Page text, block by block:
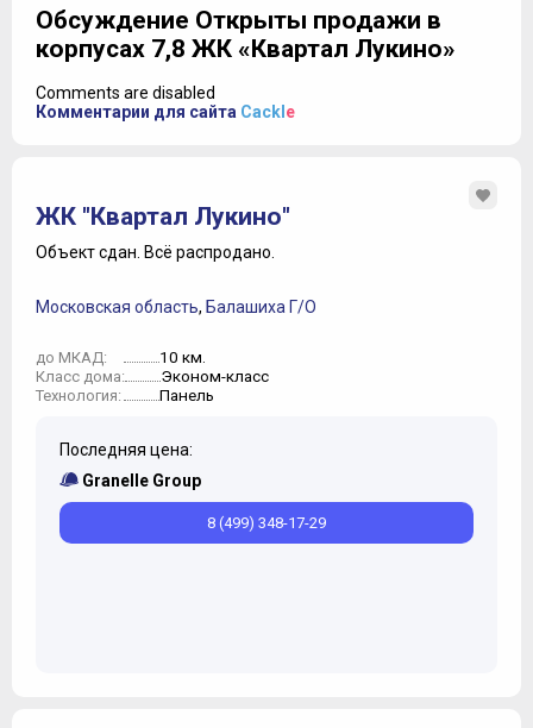
Обсуждение Открыты продажи в
корпусах 7,8 ЖК «Квартал Лукино»
Comments are disabled
Комментарии для сайта Cackl e
ЖК "Квартал Лукино"
Объект сдан. Всё распродано.
Московская область, Балашиха Г/О
до МКАД: 10 км.
Класс дома: Эконом-класс
Технология: Панель
Последняя цена:
Granelle Group
8 (499) 348-17-29